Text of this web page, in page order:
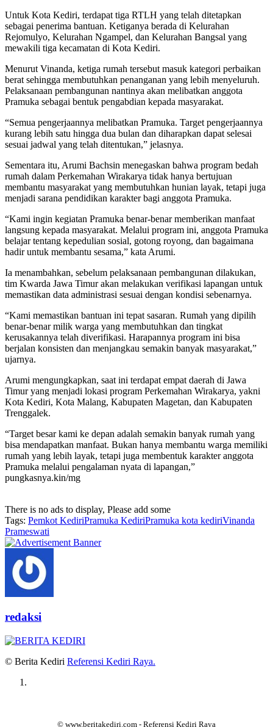
Untuk Kota Kediri, terdapat tiga RTLH yang telah ditetapkan
sebagai penerima bantuan. Ketiganya berada di Kelurahan
Rejomulyo, Kelurahan Ngampel, dan Kelurahan Bangsal yang
mewakili tiga kecamatan di Kota Kediri.
Menurut Vinanda, ketiga rumah tersebut masuk kategori perbaikan
berat sehingga membutuhkan penanganan yang lebih menyeluruh.
Pelaksanaan pembangunan nantinya akan melibatkan anggota
Pramuka sebagai bentuk pengabdian kepada masyarakat.
“Semua pengerjaannya melibatkan Pramuka. Target pengerjaannya
kurang lebih satu hingga dua bulan dan diharapkan dapat selesai
sesuai jadwal yang telah ditentukan,” jelasnya.
Sementara itu, Arumi Bachsin menegaskan bahwa program bedah
rumah dalam Perkemahan Wirakarya tidak hanya bertujuan
membantu masyarakat yang membutuhkan hunian layak, tetapi juga
menjadi sarana pendidikan karakter bagi anggota Pramuka.
“Kami ingin kegiatan Pramuka benar-benar memberikan manfaat
langsung kepada masyarakat. Melalui program ini, anggota Pramuka
belajar tentang kepedulian sosial, gotong royong, dan bagaimana
hadir untuk membantu sesama,” kata Arumi.
Ia menambahkan, sebelum pelaksanaan pembangunan dilakukan,
tim Kwarda Jawa Timur akan melakukan verifikasi lapangan untuk
memastikan data administrasi sesuai dengan kondisi sebenarnya.
“Kami memastikan bantuan ini tepat sasaran. Rumah yang dipilih
benar-benar milik warga yang membutuhkan dan tingkat
kerusakannya telah diverifikasi. Harapannya program ini bisa
berjalan konsisten dan menjangkau semakin banyak masyarakat,”
ujarnya.
Arumi mengungkapkan, saat ini terdapat empat daerah di Jawa
Timur yang menjadi lokasi program Perkemahan Wirakarya, yakni
Kota Kediri, Kota Malang, Kabupaten Magetan, dan Kabupaten
Trenggalek.
“Target besar kami ke depan adalah semakin banyak rumah yang
bisa mendapatkan manfaat. Bukan hanya membantu warga memiliki
rumah yang lebih layak, tetapi juga membentuk karakter anggota
Pramuka melalui pengalaman nyata di lapangan,”
pungkasnya.kin/mg
There is no ads to display, Please add some
Tags: Pemkot KediriPramuka KediriPramuka kota kediriVinanda
Prameswati
redaksi
© Berita Kediri Referensi Kediri Raya.
© www.beritakediri.com - Referensi Kediri Raya